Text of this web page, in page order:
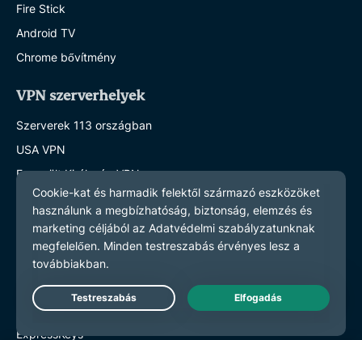
Fire Stick
Android TV
Chrome bővítmény
VPN szerverhelyek
Szerverek 113 országban
USA VPN
Egyesült Királyság VPN
Tulajdonságok
Fedezd fel az összes funkciót
Tervek és árak
Termékek
ExpressKeys
Live Chat